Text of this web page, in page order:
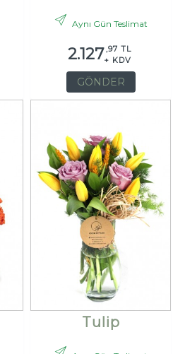
Aynı Gün Teslimat
2.127 ,97 TL
+ KDV
GÖNDER
Tulip